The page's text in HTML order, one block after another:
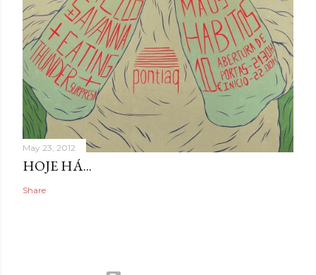
May 23, 2012
HOJE HÁ...
Share